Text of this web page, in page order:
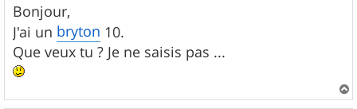
s
s
a
g
e
Bonjour,
J'ai un bryton 10.
Que veux tu ? Je ne saisis pas ...
a